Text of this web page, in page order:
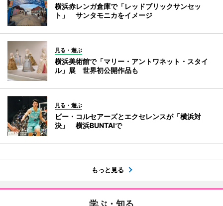
横浜赤レンガ倉庫で「レッドブリックサンセッ
ト」 サンタモニカをイメージ
見る・遊ぶ
横浜美術館で「マリー・アントワネット・スタイ
ル」展 世界初公開作品も
見る・遊ぶ
ビー・コルセアーズとエクセレンスが「横浜対
決」 横浜BUNTAIで
もっと見る
学ぶ・知る